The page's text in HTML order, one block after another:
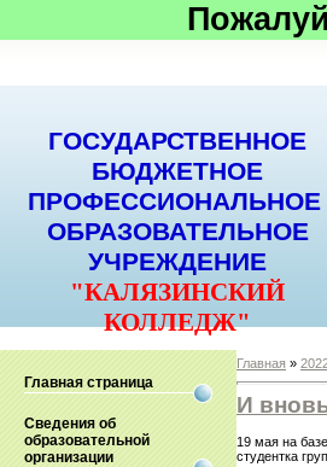
ГОСУДАРСТВЕННОЕ
БЮДЖЕТНОЕ
ПРОФЕССИОНАЛЬНОЕ
ОБРАЗОВАТЕЛЬНОЕ
УЧРЕЖДЕНИЕ
"КАЛЯЗИНСКИЙ
КОЛЛЕДЖ"
Главная страница
Сведения об
образовательной
организации
Главная »
И
19 мая на
студентка